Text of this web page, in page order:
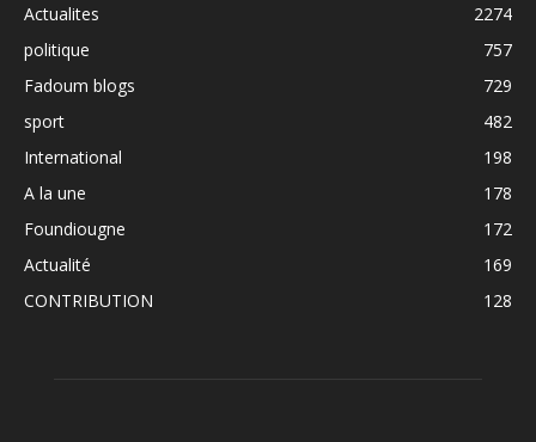
Actualites
2274
politique
757
Fadoum blogs
729
sport
482
International
198
A la une
178
Foundiougne
172
Actualité
169
CONTRIBUTION
128